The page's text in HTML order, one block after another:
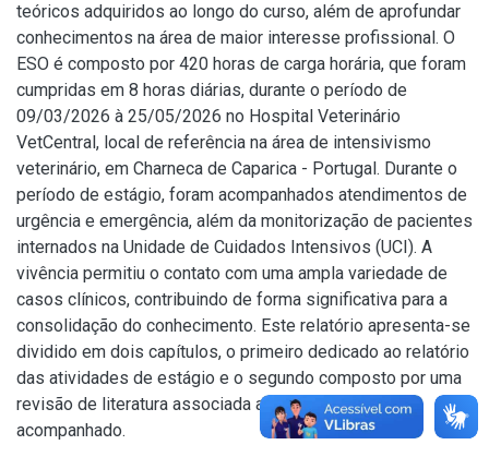
teóricos adquiridos ao longo do curso, além de aprofundar
conhecimentos na área de maior interesse profissional. O
ESO é composto por 420 horas de carga horária, que foram
cumpridas em 8 horas diárias, durante o período de
09/03/2026 à 25/05/2026 no Hospital Veterinário
VetCentral, local de referência na área de intensivismo
veterinário, em Charneca de Caparica - Portugal. Durante o
período de estágio, foram acompanhados atendimentos de
urgência e emergência, além da monitorização de pacientes
internados na Unidade de Cuidados Intensivos (UCI). A
vivência permitiu o contato com uma ampla variedade de
casos clínicos, contribuindo de forma significativa para a
consolidação do conhecimento. Este relatório apresenta-se
dividido em dois capítulos, o primeiro dedicado ao relatório
das atividades de estágio e o segundo composto por uma
revisão de literatura associada ao relato de caso
acompanhado.